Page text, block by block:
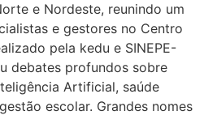
e Nordeste, reunindo um
e gestores no Centro
pela kedu e SINEPE-
debates profundos sobre
Artificial, saúde
escolar. Grandes nomes